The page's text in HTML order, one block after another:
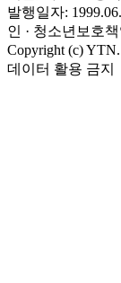
발행일자:
인 · 청소년보호
Copyright (c)
데이터 활용 금지